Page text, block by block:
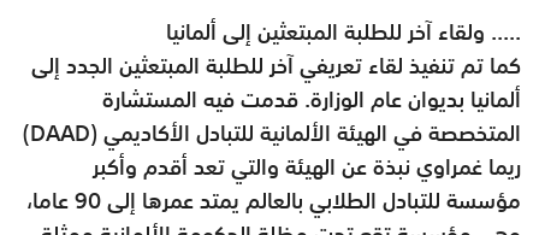
..... ولقاء آخر للطلبة المبتعثين إلى ألمانيا
كما تم تنفيذ لقاء تعريفي آخر للطلبة المبتعثين الجدد إلى
ألمانيا بديوان عام الوزارة. قدمت فيه المستشارة
المتخصصة في الهيئة الألمانية للتبادل الأكاديمي (DAAD)
ريما غمراوي نبذة عن الهيئة والتي تعد أقدم وأكبر
مؤسسة للتبادل الطلابي بالعالم يمتد عمرها إلى 90 عاما،